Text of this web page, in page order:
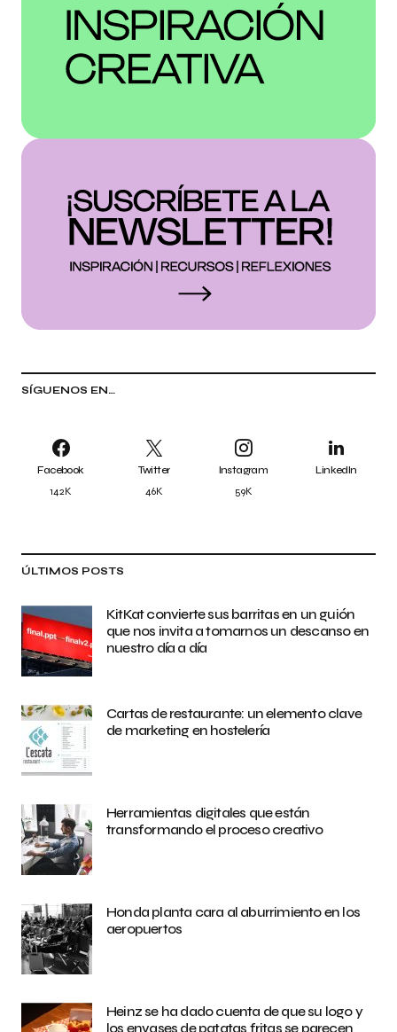
SÍGUENOS EN…
Facebook
142K
Twitter
46K
Instagram
59K
LinkedIn
ÚLTIMOS POSTS
KitKat convierte sus barritas en un guión
que nos invita a tomarnos un descanso en
nuestro día a día
Cartas de restaurante: un elemento clave
de marketing en hostelería
Herramientas digitales que están
transformando el proceso creativo
Honda planta cara al aburrimiento en los
aeropuertos
Heinz se ha dado cuenta de que su logo y
los envases de patatas fritas se parecen